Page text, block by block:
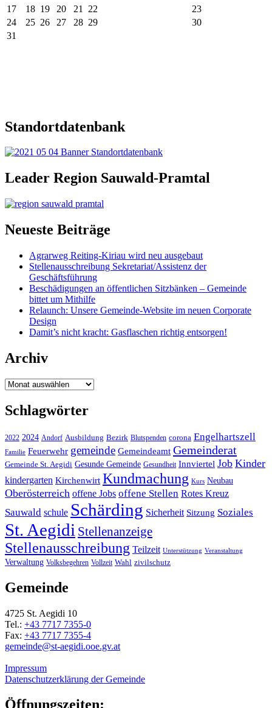
17 18 19 20 21 22
23
24
25 26 27 28 29
30
31
Standortdatenbank
Leader Region Sauwald-Pramtal
Neueste Beiträge
Agrarweg Reiting-Kiriau wird neu ausgebaut
Stellenausschreibung Sekretariat/Assistenz der
Geschäftsführung
Beschädigungen an öffentlichen Sitzbänken – Gemeinde
bittet um Mithilfe
Relaunch: Unsere Gemeinde-Website im neuen Corporate
Design
Damit’s nicht kracht: Gasflaschen richtig entsorgen!
Archiv
Archiv
Schlagwörter
2022 2024 Andorf Ausbildung Bezirk Blutspenden corona Engelhartszell
Familie Feuerwehr gemeinde Gemeindeamt Gemeinderat
Gemeinde St. Aegidi Gesunde Gemeinde Gesundheit Innviertel Job Kinder
kindergarten Kirchenwirt Kundmachung Kurs Neubau
Oberösterreich offene Jobs offene Stellen Rotes Kreuz
Sauwald schule Schärding Sicherheit Sitzung Soziales
St. Aegidi Stellenanzeige
Stellenausschreibung Teilzeit Unterstützung Veranstaltung
Verwaltung Volksbegehren Vollzeit Wahl zivilschutz
Gemeinde
4725 St. Aegidi 10
Tel.: +43 7717 7355-0
Fax: +43 7717 7355-4
gemeinde@st-aegidi.ooe.gv.at
Impressum
Datenschutzerklärung der Gemeinde
Öffnungszeiten: